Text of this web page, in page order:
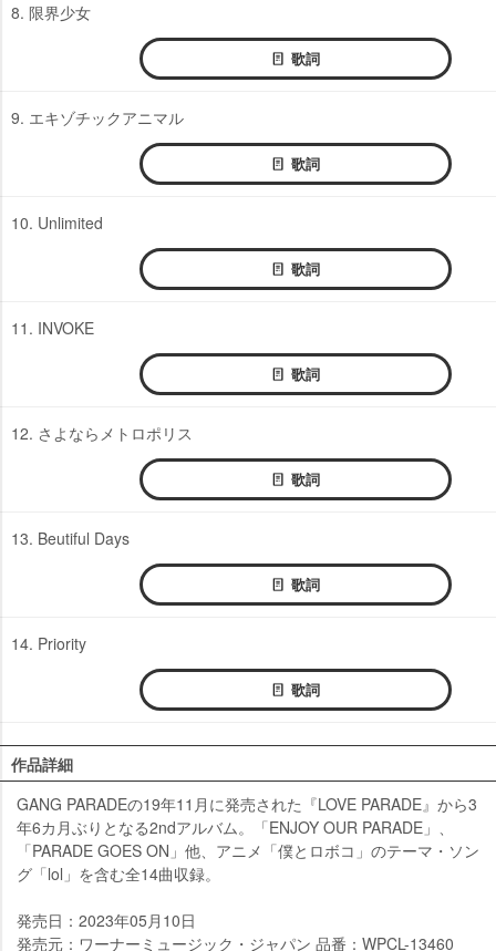
8. 限界少女
歌詞
9. エキゾチックアニマル
歌詞
10. Unlimited
歌詞
11. INVOKE
歌詞
12. さよならメトロポリス
歌詞
13. Beutiful Days
歌詞
14. Priority
歌詞
作品詳細
GANG PARADEの19年11月に発売された『LOVE PARADE』から3
年6カ月ぶりとなる2ndアルバム。「ENJOY OUR PARADE」、
「PARADE GOES ON」他、アニメ「僕とロボコ」のテーマ・ソン
グ「lol」を含む全14曲収録。
発売日：2023年05月10日
発売元：ワーナーミュージック・ジャパン 品番：WPCL-13460